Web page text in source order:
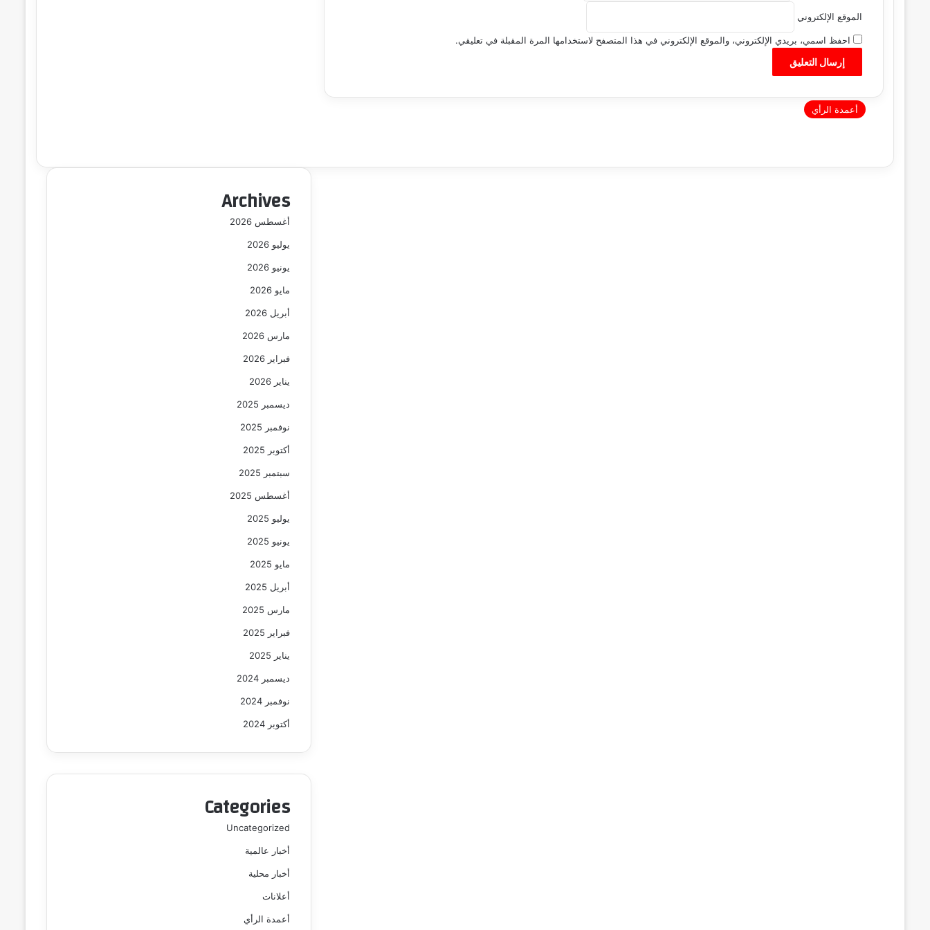
الموقع الإلكتروني
احفظ اسمي، بريدي الإلكتروني، والموقع الإلكتروني في هذا المتصفح لاستخدامها المرة المقبلة في تعليقي.
أعمدة الرأي
Archives
أغسطس 2026
يوليو 2026
يونيو 2026
مايو 2026
أبريل 2026
مارس 2026
فبراير 2026
يناير 2026
ديسمبر 2025
نوفمبر 2025
أكتوبر 2025
سبتمبر 2025
أغسطس 2025
يوليو 2025
يونيو 2025
مايو 2025
أبريل 2025
مارس 2025
فبراير 2025
يناير 2025
ديسمبر 2024
نوفمبر 2024
أكتوبر 2024
Categories
Uncategorized
أخبار عالمية
أخبار محلية
أعلانات
أعمدة الرأي